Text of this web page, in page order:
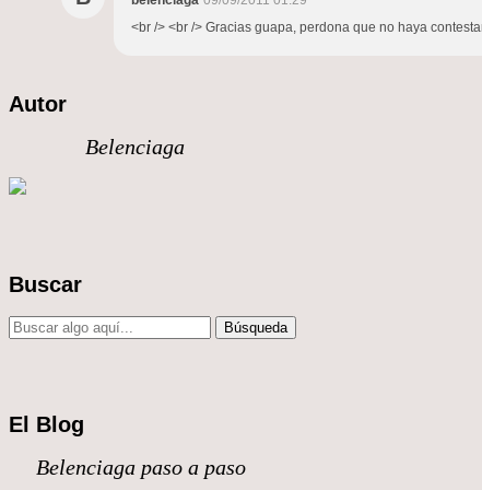
<br /> <br /> Gracias guapa, perdona que no haya
Autor
Belenciaga
Buscar
El Blog
Belenciaga paso a paso